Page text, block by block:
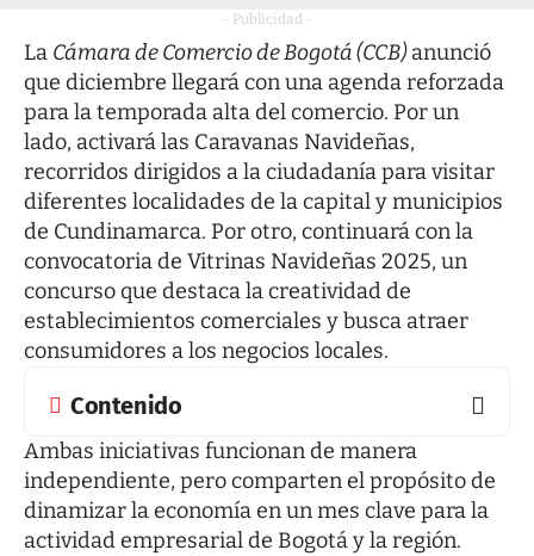
- Publicidad -
La Cámara de Comercio de Bogotá (CCB)anunció
que diciembre llegará con una agenda reforzada
para la temporada alta del comercio. Por un
lado, activará las Caravanas Navideñas,
recorridos dirigidos a la ciudadanía para visitar
diferentes localidades de la capital y municipios
de Cundinamarca. Por otro, continuará con la
convocatoria de Vitrinas Navideñas 2025, un
concurso que destaca la creatividad de
establecimientos comerciales y busca atraer
consumidores a los negocios locales.
Contenido
Ambas iniciativas funcionan de manera
independiente, pero comparten el propósito de
dinamizar la economía en un mes clave para la
actividad empresarial de Bogotá y la región.